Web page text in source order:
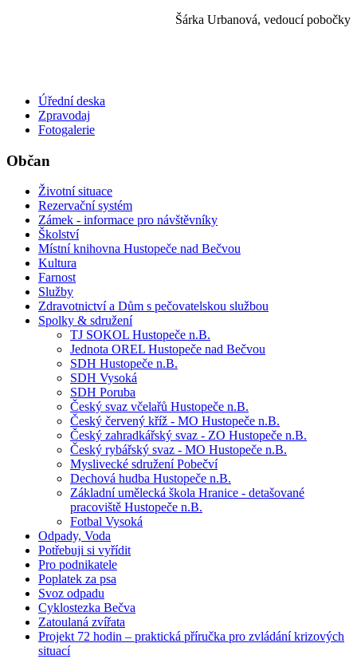
Šárka Urbanová, vedoucí pobočky
Úřední deska
Zpravodaj
Fotogalerie
Občan
Životní situace
Rezervační systém
Zámek - informace pro návštěvníky
Školství
Místní knihovna Hustopeče nad Bečvou
Kultura
Farnost
Služby
Zdravotnictví a Dům s pečovatelskou službou
Spolky & sdružení
TJ SOKOL Hustopeče n.B.
Jednota OREL Hustopeče nad Bečvou
SDH Hustopeče n.B.
SDH Vysoká
SDH Poruba
Český svaz včelařů Hustopeče n.B.
Český červený kříž - MO Hustopeče n.B.
Český zahradkářský svaz - ZO Hustopeče n.B.
Český rybářský svaz - MO Hustopeče n.B.
Myslivecké sdružení Pobečví
Dechová hudba Hustopeče n.B.
Základní umělecká škola Hranice - detašované
pracoviště Hustopeče n.B.
Fotbal Vysoká
Odpady, Voda
Potřebuji si vyřídit
Pro podnikatele
Poplatek za psa
Svoz odpadu
Cyklostezka Bečva
Zatoulaná zvířata
Projekt 72 hodin – praktická příručka pro zvládání krizových
situací